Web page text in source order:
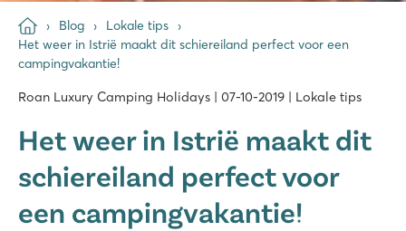
Blog
Lokale tips
Het weer in Istrië maakt dit schiereiland perfect voor een
campingvakantie!
Roan Luxury Camping Holidays | 07-10-2019 | Lokale tips
Het weer in Istrië maakt dit
schiereiland perfect voor
een campingvakantie!